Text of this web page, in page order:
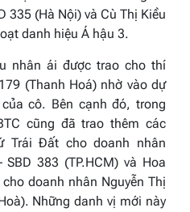
335 (Hà Nội) và Cù Thị Kiều
danh hiệu Á hậu 3.
nhân ái được trao cho thí
(Thanh Hoá) nhờ vào dự
cô. Bên cạnh đó, trong
cũng đã trao thêm các
Trái Đất cho doanh nhân
383 (TP.HCM) và Hoa
doanh nhân Nguyễn Thị
Những danh vị mới này